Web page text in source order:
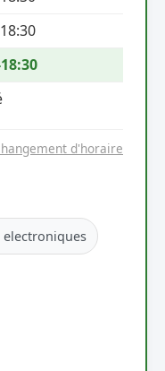
d'horaire
electroniques